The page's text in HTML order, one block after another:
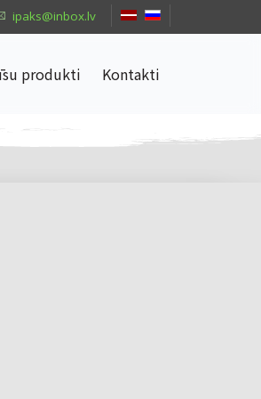
ipaks@inbox.lv
produkti Kontakti